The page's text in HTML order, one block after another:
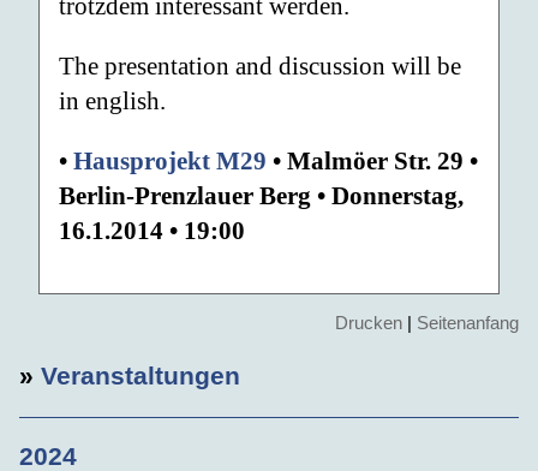
trotzdem interessant werden.
The presentation and discussion will be
in english.
• Hausprojekt M29 • Malmöer Str. 29 •
Berlin-Prenzlauer Berg • Donnerstag,
16.1.2014 • 19:00
Drucken | Seitenanfang
» Veranstaltungen
2024